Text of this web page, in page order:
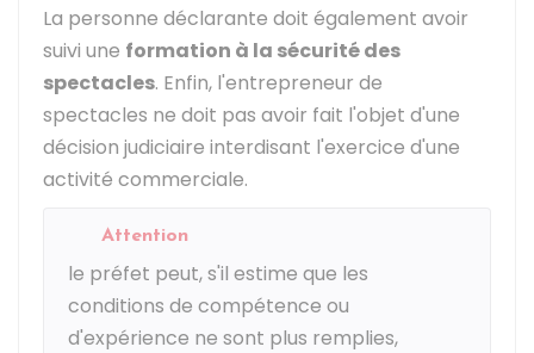
La personne déclarante doit également avoir
suivi une formation à la sécurité des
spectacles. Enfin, l'entrepreneur de
spectacles ne doit pas avoir fait l'objet d'une
décision judiciaire interdisant l'exercice d'une
activité commerciale.
Attention
le préfet peut, s'il estime que les
conditions de compétence ou
d'expérience ne sont plus remplies,